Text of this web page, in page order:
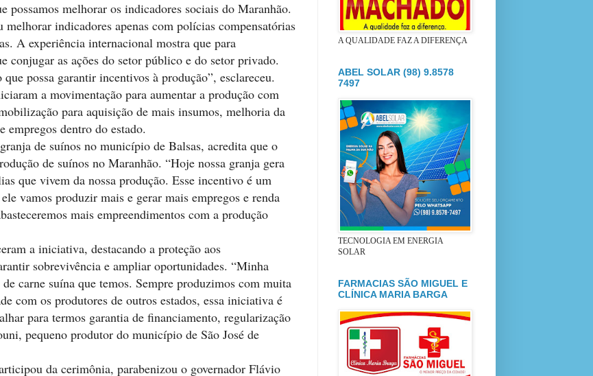
melhorar os indicadores sociais do Maranhão.
indicadores apenas com polícias compensatórias
A experiência internacional mostra que para
conjugar as ações do setor público e do setor privado.
possa garantir incentivos à produção”, esclareceu.
a movimentação para aumentar a produção com
para aquisição de mais insumos, melhoria da
empregos dentro do estado.
de suínos no município de Balsas, acredita que o
de suínos no Maranhão. “Hoje nossa granja gera
que vivem da nossa produção. Esse incentivo é um
vamos produzir mais e gerar mais empregos e renda
mais empreendimentos com a produção
a iniciativa, destacando a proteção aos
sobrevivência e ampliar oportunidades. “Minha
carne suína que temos. Sempre produzimos com muita
com os produtores de outros estados, essa iniciativa é
para termos garantia de financiamento, regularização
pequeno produtor do município de São José de
da cerimônia, parabenizou o governador Flávio
A QUALIDADE FAZ A DIFERENÇA
ABEL SOLAR (98) 9.8578
7497
TECNOLOGIA EM ENERGIA
SOLAR
FARMACIAS SÃO MIGUEL E
CLÍNICA MARIA BARGA